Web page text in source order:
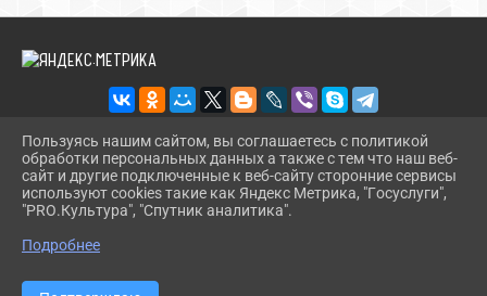
2026 Г. ЦЕНТРТУРИЗМАТЕМРЮК.РФ
ВХОД
КАРТА САЙТА
СДЕЛАНО НА KUBCMS
Пользуясь нашим сайтом, вы соглашаетесь с политикой
обработки персональных данных а также с тем что наш веб-
сайт и другие подключенные к веб-сайту сторонние сервисы
используют cookies такие как Яндекс Метрика, "Госуслуги",
"PRO.Культура", "Спутник аналитика".
Подробнее